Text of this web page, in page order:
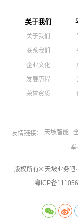
关于我们
关于我们
联系我们
企业文化
发展历程
荣誉资质
友情链接： 天坡智能
举
版权所有® 天坡业务吧
粤ICP备